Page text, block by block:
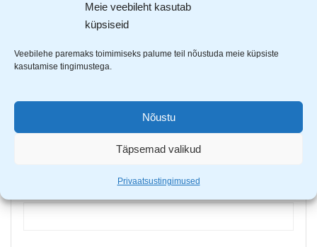
Meie veebileht kasutab
küpsiseid
Veebilehe paremaks toimimiseks palume teil nõustuda meie küpsiste
kasutamise tingimustega.
Nõustu
Täpsemad valikud
Privaatsustingimused
Upload up to 5 images or videos